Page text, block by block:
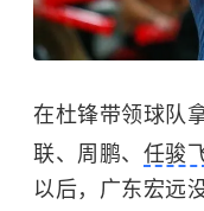
在杜锋带领球队
联、 周鹏、 任骏
以后，广东宏远